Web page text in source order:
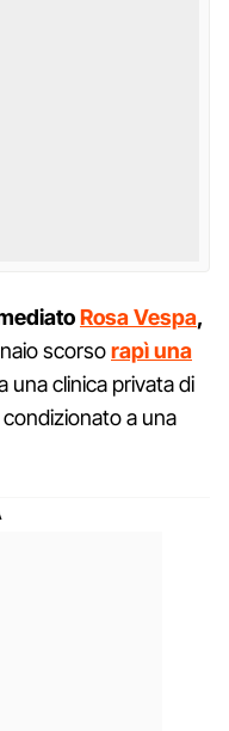
Rosa Vespa,
scorsorapì una
una clinica privata di
a una